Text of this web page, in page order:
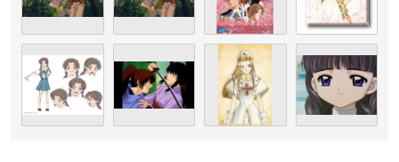
岩男潤子オフィスを立ち上げフ
リーで活躍しており、今年で53歳を迎えます。
13歳の頃に歌手に憧れ単身上京
芸能事務所に所属しアイドルやユニットとしての活動を経て、
1994年テレビアニメ「モンタナ・ジョーンズ」で声優デビュ